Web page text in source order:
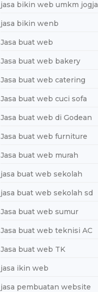
jasa bikin web umkm jogja
jasa bikin wenb
Jasa buat web
Jasa buat web bakery
Jasa buat web catering
Jasa buat web cuci sofa
Jasa buat web di Godean
Jasa buat web furniture
Jasa buat web murah
jasa buat web sekolah
jasa buat web sekolah sd
Jasa buat web sumur
Jasa buat web teknisi AC
Jasa buat web TK
jasa ikin web
jasa pembuatan website